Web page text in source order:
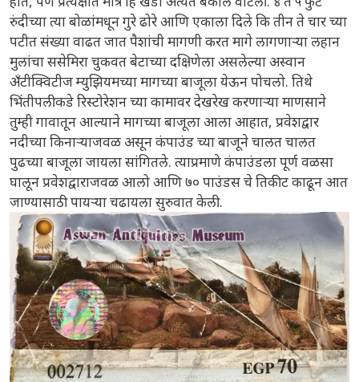
रुंदीच्या त्या बोळांमधून गुरे ढोरे आणि एकाला दिले कि तीन ते चार च्या
पटीत संख्या वाढत जात पैशांची मागणी करत मागे लागणाऱ्या लहान
मुलांचा ससेमिरा चुकवत बेटाच्या दक्षिणेला असलेल्या अस्वान
अँटीक्विटीज म्युझियमच्या मागच्या बाजूला येऊन पोचलो. तिथे
भिंतीपलीकडे रिस्टोरेशन च्या कामावर देखरेख करणाऱ्या माणसाने
तुम्ही गावातून आल्याने मागच्या बाजूला आला आहात, प्रवेशद्वार
नदीच्या किनाऱ्याजवळ असून कंपाउंड च्या बाजूने चालत चालत
पुढच्या बाजूला जायला सांगितले. त्याप्रमाणे कंपाउंडला पूर्ण वळसा
घालून प्रवेशद्वाराजवळ आलो आणि ७० पाउंडस चे तिकीट काढून आत
जाण्यासाठी पायऱ्या चढायला सुरुवात केली.